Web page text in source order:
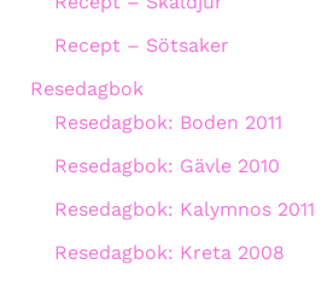
Recept – Sötsaker
Resedagbok
Resedagbok: Boden 2011
Resedagbok: Gävle 2010
Resedagbok: Kalymnos 2011
Resedagbok: Kreta 2008